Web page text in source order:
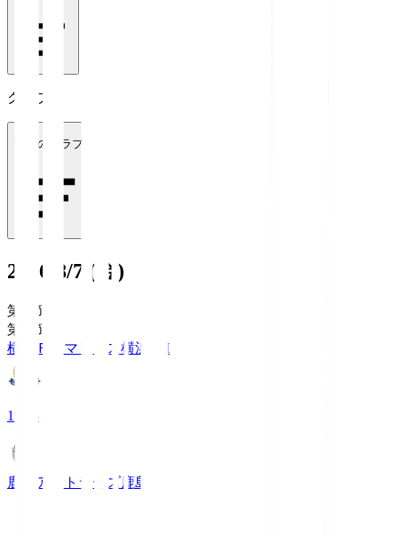
クラブ
全てのクラブ
2026/8/7 (金)
第1節
第1節
横浜Ｆ・マリノス横浜FM
19:26
鹿島アントラーズ鹿島